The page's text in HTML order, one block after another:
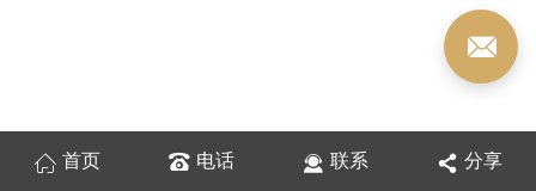
首页 电话 联系 分享